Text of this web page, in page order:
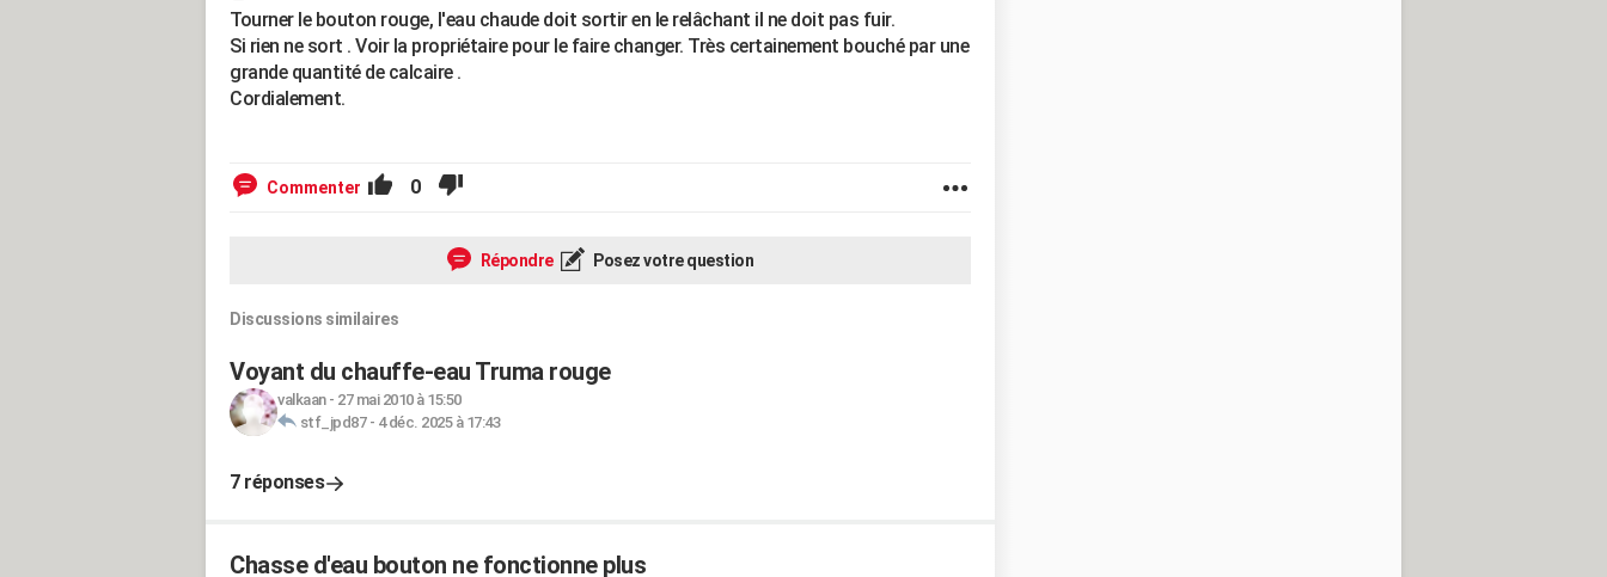
Tourner le bouton rouge, l'eau chaude doit sortir en le relâchant il ne doit pas fuir.
Si rien ne sort . Voir la propriétaire pour le faire changer. Très certainement bouché par une
grande quantité de calcaire .
Cordialement.
Commenter 0
Répondre Posez votre question
Discussions similaires
Voyant du chauffe-eau Truma rouge
valkaan- 27 mai 2010 à 15:50
stf_jpd87- 4 déc. 2025 à 17:43
7 réponses
Chasse d'eau bouton ne fonctionne plus